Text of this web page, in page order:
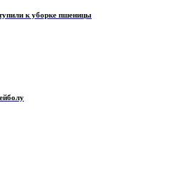
к уборке пшеницы